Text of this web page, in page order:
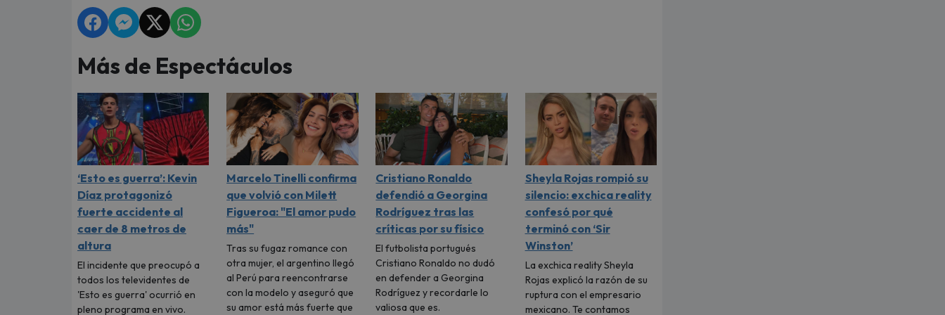
Más de Espectáculos
‘Esto es guerra’: Kevin
Díaz protagonizó
fuerte accidente al
caer de 8 metros de
altura
El incidente que preocupó a
todos los televidentes de
'Esto es guerra' ocurrió en
pleno programa en vivo.
Marcelo Tinelli confirma
que volvió con Milett
Figueroa: "El amor pudo
más"
Tras su fugaz romance con
otra mujer, el argentino llegó
al Perú para reencontrarse
con la modelo y aseguró que
su amor está más fuerte que
Cristiano Ronaldo
defendió a Georgina
Rodríguez tras las
críticas por su físico
El futbolista portugués
Cristiano Ronaldo no dudó
en defender a Georgina
Rodríguez y recordarle lo
valiosa que es.
Sheyla Rojas rompió su
silencio: exchica reality
confesó por qué
terminó con ‘Sir
Winston’
La exchica reality Sheyla
Rojas explicó la razón de su
ruptura con el empresario
mexicano. Te contamos